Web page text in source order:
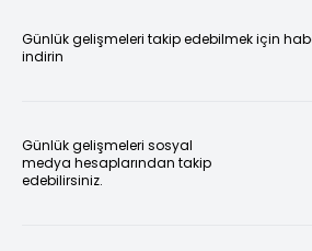
Günlük gelişmeleri takip edebilmek için
indirin
Günlük gelişmeleri sosyal
medya hesaplarından takip
edebilirsiniz.